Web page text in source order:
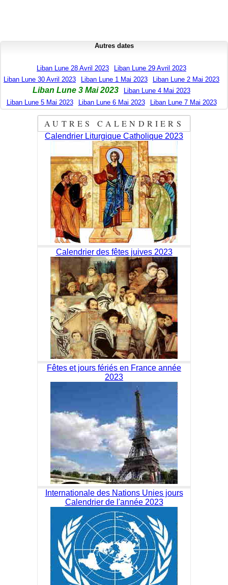
Autres dates
Liban Lune 28 Avril 2023
Liban Lune 29 Avril 2023
Liban Lune 30 Avril 2023
Liban Lune 1 Mai 2023 Liban Lune 2 Mai 2023
Liban Lune 3 Mai 2023
Liban Lune 4 Mai 2023
Liban Lune 5 Mai 2023
Liban Lune 6 Mai 2023 Liban Lune 7 Mai 2023
AUTRES CALENDRIERS
Calendrier Liturgique Catholique 2023
Calendrier des fêtes juives 2023
Fêtes et jours fériés en France année
2023
Internationale des Nations Unies jours
Calendrier de l'année 2023